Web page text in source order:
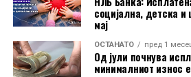
плаќаат граѓаните.социјална, детска
мај
ОСТАНАТО пред 1
Од јули почнува
минималниот износ